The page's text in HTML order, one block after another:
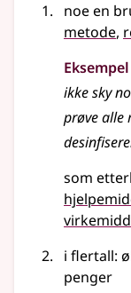
noe en
metode,
Eksempel
ikke sky
prøve alle
som
i flertall:
penger